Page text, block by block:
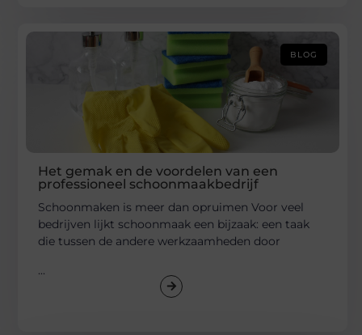
BLOG
Het gemak en de voordelen van een
professioneel schoonmaakbedrijf
Schoonmaken is meer dan opruimen Voor veel
bedrijven lijkt schoonmaak een bijzaak: een taak
die tussen de andere werkzaamheden door
...